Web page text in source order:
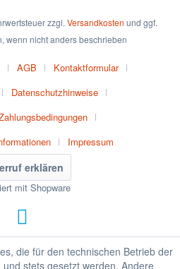
zzgl. Versandkosten und ggf.
wenn nicht anders beschrieben
AGB
Kontaktformular
Datenschutzhinweise
Impressum
erklären
mit Shopware
die für den technischen Betrieb der
stets gesetzt werden. Andere